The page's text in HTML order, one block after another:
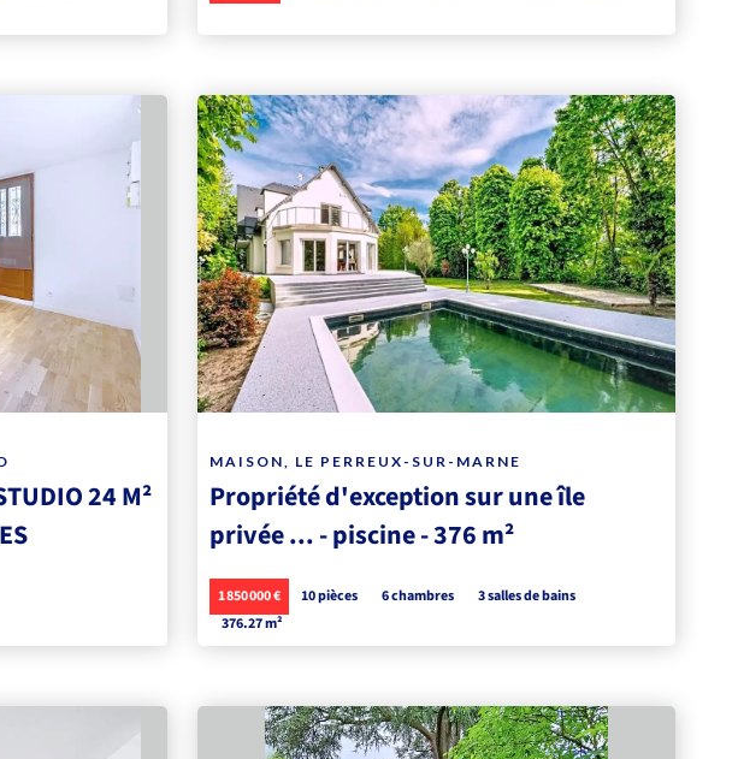
24 M²
MAISON, LE PERREUX-SUR-MARNE
Propriété d'exception sur une île
privée ... - piscine - 376 m²
1 850 000 € 10 pièces 6 chambres
3 salles de bains
376.27 m²